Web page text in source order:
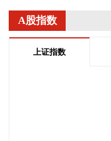
据“星光股份”公众号消息
总部泛光工程项目。
公司（简称“金科股份”
落地不动产全场景智慧
A股指数
上证指数